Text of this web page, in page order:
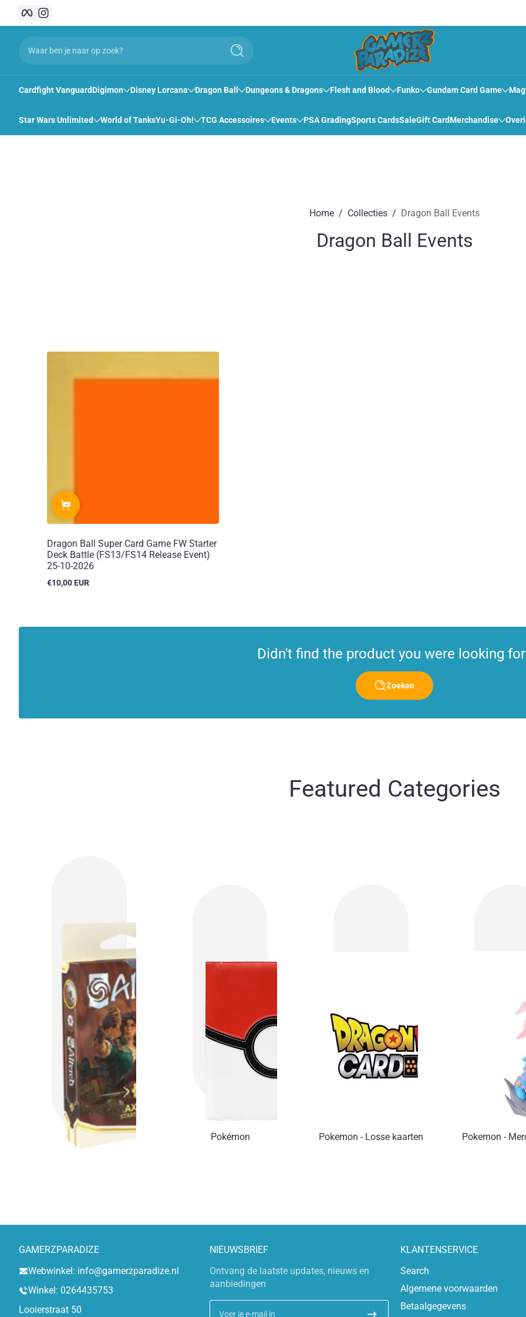
Snel naar inhoud
Facebook
Waar ben je naar op zoek? Zoeken
Cardfight VanguardDigimon Disney Lorcana Dragon Ball Dungeons & Dragons Flesh and Blood Funko Gundam Card Game
Star Wars Unlimited World of TanksYu-Gi-Oh! TCG Accessoires Events PSA GradingSports CardsSaleGift CardMerchandise
Home Collecties Dragon Ball Events
Dragon Ball Events
Dragon Ball Super Card Game FW Starter
Deck Battle (FS13/FS14 Release Event)
25-10-2026
Reguliere
€10,00 EUR
Didn't find the product you were looking
Zoeken
Featured Categories
Pokémon Pokemon - Losse kaarten Pokemon -
GAMERZPARADIZE
Webwinkel: info@gamerzparadize.nl
Winkel: 0264435753
Looierstraat 50
NIEUWSBRIEF
Ontvang de laatste updates, nieuws en
aanbiedingen
Voer je e-mail in
KLANTENSERVICE
Search
Algemene voorwaarden
Betaalgegevens